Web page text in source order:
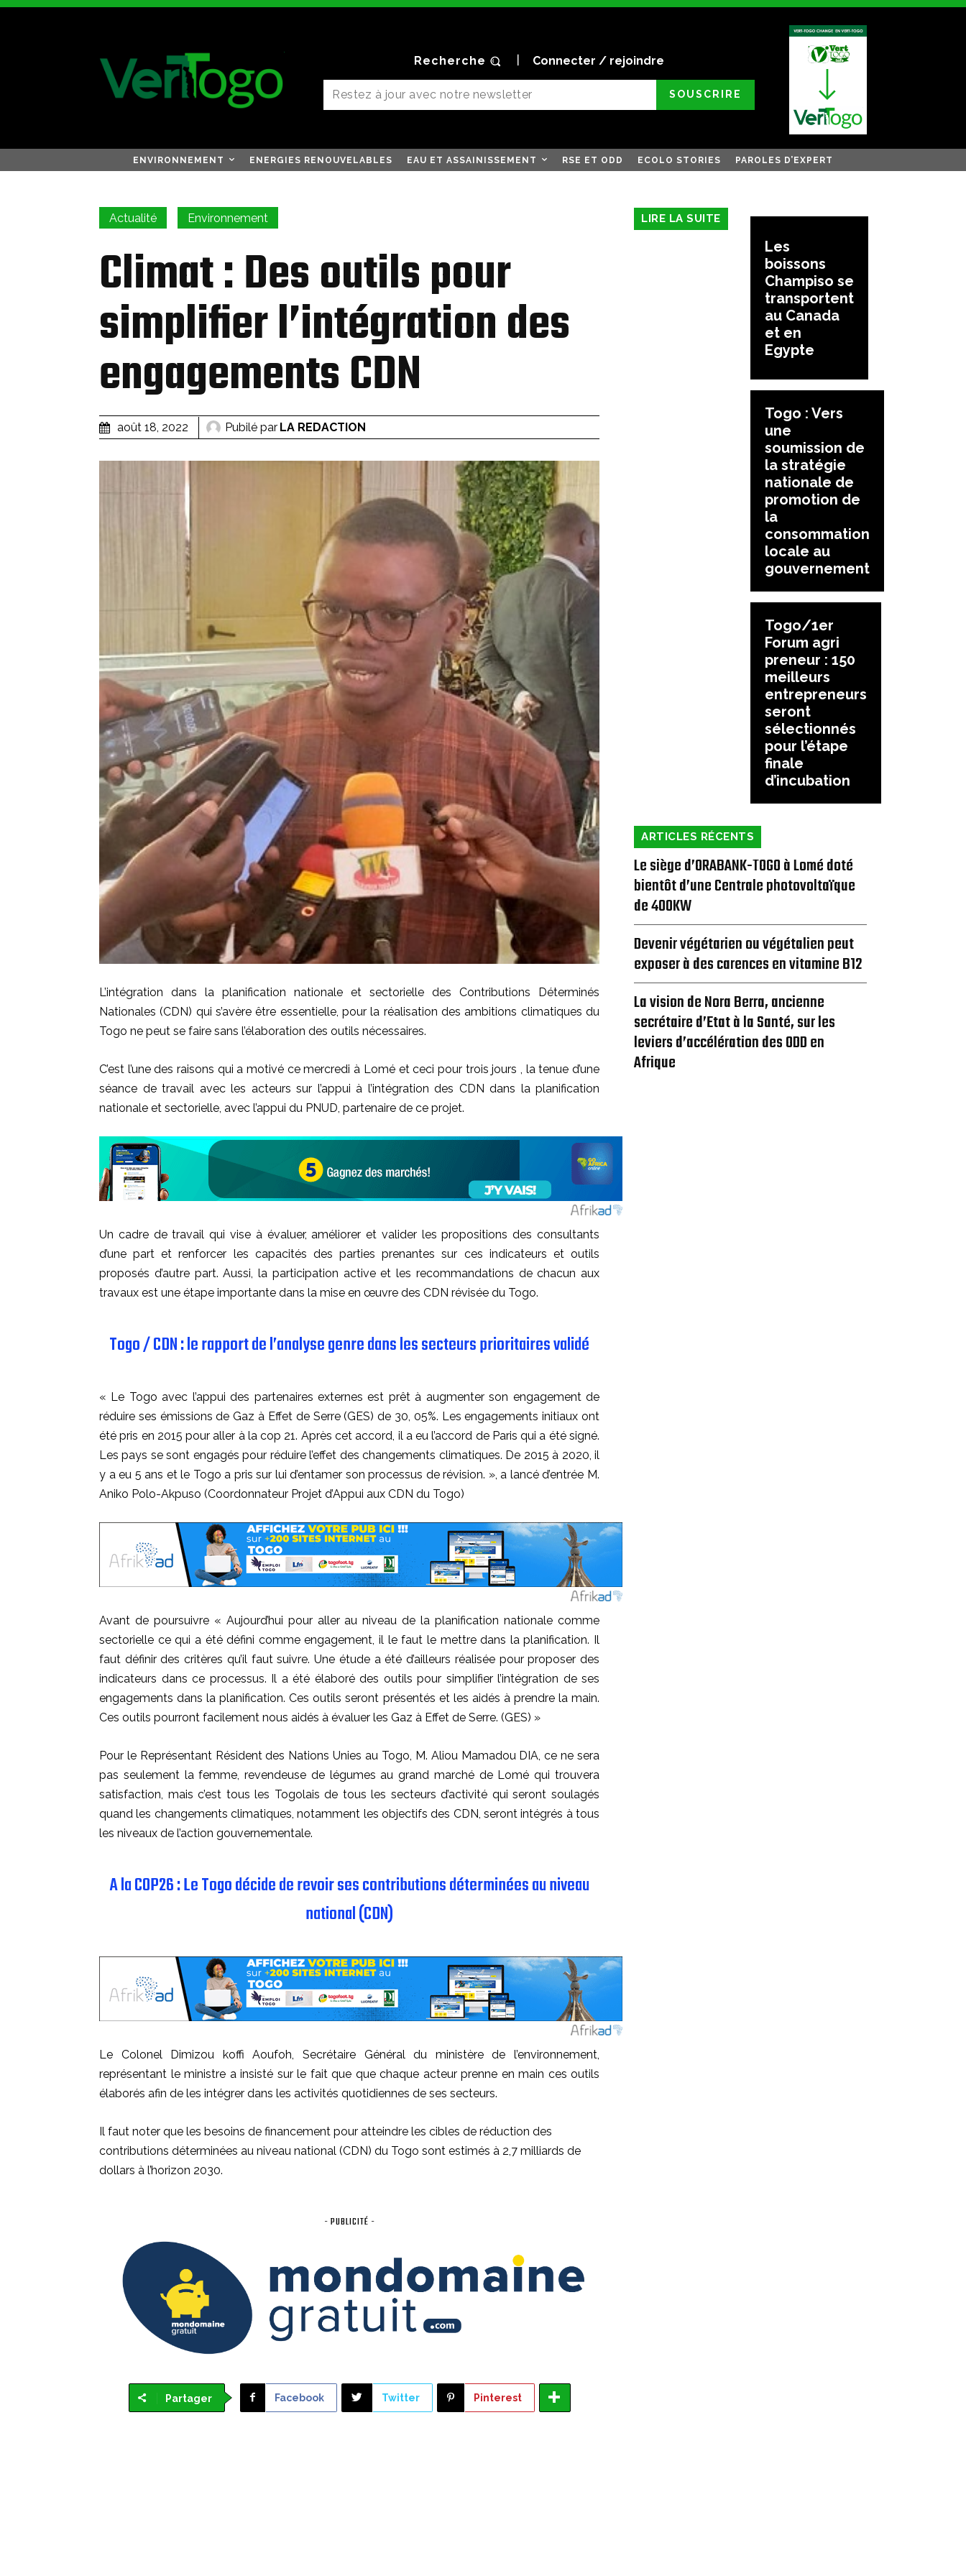
Recherche Connecter / rejoindre
SOUSCRIRE
ENVIRONNEMENT ENERGIES RENOUVELABLES EAU ET ASSAINISSEMENT RSE ET ODD ECOLO STORIES PAROLES D’EXPERT
Actualité Environnement
Climat : Des outils pour
simplifier l’intégration des
engagements CDN
août 18, 2022 Pubilé par LA REDACTION
L’intégration dans la planification nationale et sectorielle des Contributions Déterminés
Nationales (CDN) qui s’avère être essentielle, pour la réalisation des ambitions climatiques du
Togo ne peut se faire sans l’élaboration des outils nécessaires.
C’est l’une des raisons qui a motivé ce mercredi à Lomé et ceci pour trois jours , la tenue d’une
séance de travail avec les acteurs sur l’appui à l’intégration des CDN dans la planification
nationale et sectorielle, avec l’appui du PNUD, partenaire de ce projet.
Un cadre de travail qui vise à évaluer, améliorer et valider les propositions des consultants
d’une part et renforcer les capacités des parties prenantes sur ces indicateurs et outils
proposés d’autre part. Aussi, la participation active et les recommandations de chacun aux
travaux est une étape importante dans la mise en œuvre des CDN révisée du Togo.
Togo / CDN : le rapport de l’analyse genre dans les secteurs prioritaires validé
« Le Togo avec l’appui des partenaires externes est prêt à augmenter son engagement de
réduire ses émissions de Gaz à Effet de Serre (GES) de 30, 05%. Les engagements initiaux ont
été pris en 2015 pour aller à la cop 21. Après cet accord, il a eu l’accord de Paris qui a été signé.
Les pays se sont engagés pour réduire l’effet des changements climatiques. De 2015 à 2020, il
y a eu 5 ans et le Togo a pris sur lui d’entamer son processus de révision. », a lancé d’entrée M.
Aniko Polo-Akpuso (Coordonnateur Projet d’Appui aux CDN du Togo)
Avant de poursuivre « Aujourd’hui pour aller au niveau de la planification nationale comme
sectorielle ce qui a été défini comme engagement, il le faut le mettre dans la planification. Il
faut définir des critères qu’il faut suivre. Une étude a été d’ailleurs réalisée pour proposer des
indicateurs dans ce processus. Il a été élaboré des outils pour simplifier l’intégration de ses
engagements dans la planification. Ces outils seront présentés et les aidés à prendre la main.
Ces outils pourront facilement nous aidés à évaluer les Gaz à Effet de Serre. (GES) »
Pour le Représentant Résident des Nations Unies au Togo, M. Aliou Mamadou DIA, ce ne sera
pas seulement la femme, revendeuse de légumes au grand marché de Lomé qui trouvera
satisfaction, mais c’est tous les Togolais de tous les secteurs d’activité qui seront soulagés
quand les changements climatiques, notamment les objectifs des CDN, seront intégrés à tous
les niveaux de l’action gouvernementale.
A la COP26 : Le Togo décide de revoir ses contributions déterminées au niveau
national (CDN)
Le Colonel Dimizou koffi Aoufoh, Secrétaire Général du ministère de l’environnement,
représentant le ministre a insisté sur le fait que que chaque acteur prenne en main ces outils
élaborés afin de les intégrer dans les activités quotidiennes de ses secteurs.
Il faut noter que les besoins de financement pour atteindre les cibles de réduction des
contributions déterminées au niveau national (CDN) du Togo sont estimés à 2,7 milliards de
dollars à l’horizon 2030.
- PUBLICITÉ -
Partager Facebook Twitter Pinterest
LIRE LA SUITE
Les
boissons
Champiso se
transportent
au Canada
et en
Egypte
Togo : Vers
une
soumission de
la stratégie
nationale de
promotion de
la
consommation
locale au
gouvernement
Togo/1er
Forum agri
preneur : 150
meilleurs
entrepreneurs
seront
sélectionnés
pour l’étape
finale
d’incubation
ARTICLES RÉCENTS
Le siège d’ORABANK-TOGO à Lomé doté
bientôt d’une Centrale photovoltaïque
de 400KW
Devenir végétarien ou végétalien peut
exposer à des carences en vitamine B12
La vision de Nora Berra, ancienne
secrétaire d’Etat à la Santé, sur les
leviers d’accélération des ODD en
Afrique